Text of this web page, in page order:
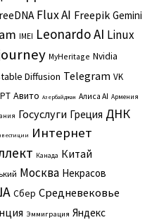
Flux AI Freepik Gemini
IMEI Leonardo AI Linux
MyHeritage Nvidia
Diffusion Telegram VK
Авито Азербайджан Алиса AI Армения
Госуслуги Греция ДНК
Интернет
Канада Китай
Москва Некрасов
Сбер Средневековье
Эммиграция Яндекс